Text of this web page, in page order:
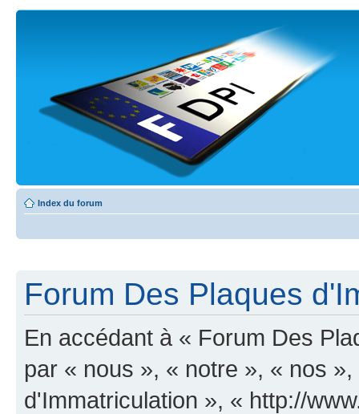
Index du forum
Forum Des Plaques
En accédant à « Forum Des
par « nous », « notre », « nos
d'Immatriculation », « http://